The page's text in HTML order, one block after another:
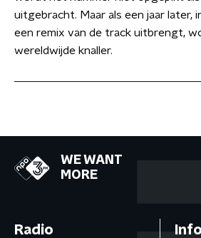
uitgebracht. Maar als een jaar later,
een remix van de track uitbrengt,
wereldwijde knaller.
WE WANT
MORE
Radio Info